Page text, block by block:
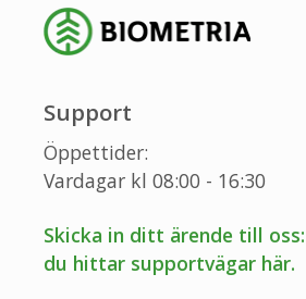
Support
Öppettider:
Vardagar kl 08:00 - 16:30
Skicka in ditt ärende till oss:
du hittar supportvägar här.